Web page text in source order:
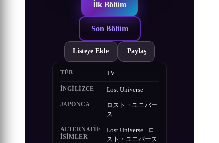
İlk Bölüm
Son Bölüm
Listeye Ekle Paylaş
TÜR TV
İNGILIZCE Lost Universe
JAPONCA
ロスト・ユニバー
ス
ALTERNATIF
ISIMLER
Lost Universe · ロ
スト・ユニバース